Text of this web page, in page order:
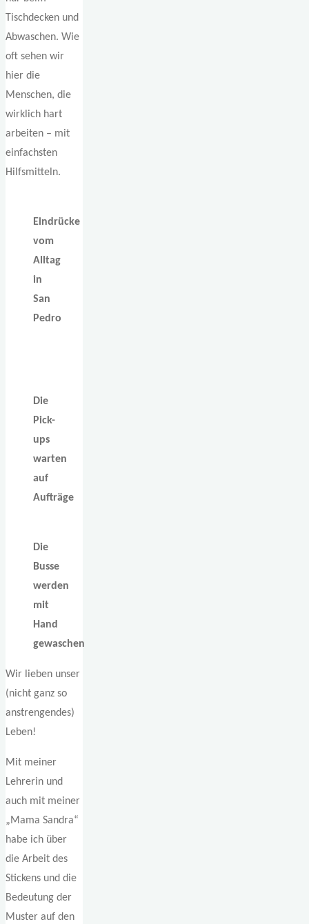
Tischdecken und
Abwaschen. Wie
oft sehen wir
hier die
Menschen, die
wirklich hart
arbeiten – mit
einfachsten
Hilfsmitteln.
Eindrücke
vom
Alltag
in
San
Pedro
Die
Pick-
ups
warten
auf
Aufträge
Die
Busse
werden
mit
Hand
gewaschen
Wir lieben unser
(nicht ganz so
anstrengendes)
Leben!
Mit meiner
Lehrerin und
auch mit meiner
„Mama Sandra“
habe ich über
die Arbeit des
Stickens und die
Bedeutung der
Muster auf den